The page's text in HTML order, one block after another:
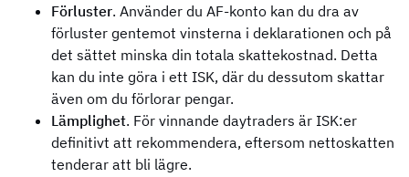
Förluster. Använder du AF-konto kan du dra av
förluster gentemot vinsterna i deklarationen och på
det sättet minska din totala skattekostnad. Detta
kan du inte göra i ett ISK, där du dessutom skattar
även om du förlorar pengar.
Lämplighet. För vinnande daytraders är ISK:er
definitivt att rekommendera, eftersom nettoskatten
tenderar att bli lägre.